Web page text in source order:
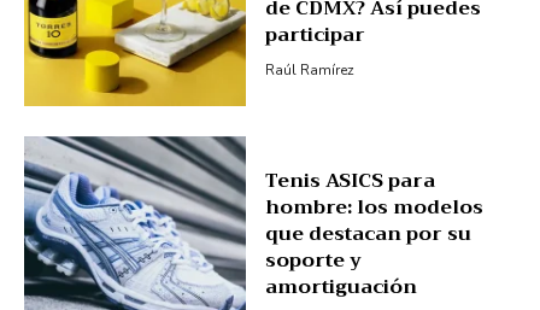
de CDMX? Así puedes
participar
Raúl Ramírez
Tenis ASICS para
hombre: los modelos
que destacan por su
soporte y
amortiguación